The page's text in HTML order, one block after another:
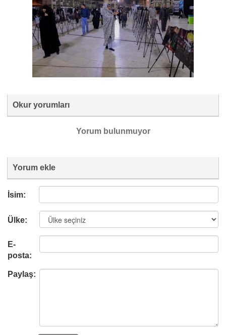
Okur yorumları
Yorum bulunmuyor
Yorum ekle
İsim:
Ülke:
E-
posta:
Paylaş: